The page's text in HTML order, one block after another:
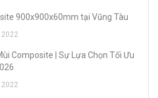
900x900x60mm tại Vũng Tàu
2022
Composite | Sự Lựa Chọn Tối Ưu
2022